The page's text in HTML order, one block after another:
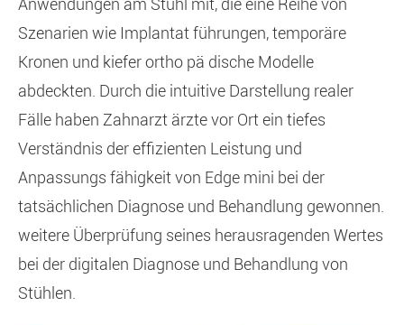
Anwendungen am Stuhl mit, die eine Reihe von
Szenarien wie Implantat führungen, temporäre
Kronen und kiefer ortho pä dische Modelle
abdeckten. Durch die intuitive Darstellung realer
Fälle haben Zahnarzt ärzte vor Ort ein tiefes
Verständnis der effizienten Leistung und
Anpassungs fähigkeit von Edge mini bei der
tatsächlichen Diagnose und Behandlung gewonnen.
weitere Überprüfung seines herausragenden Wertes
bei der digitalen Diagnose und Behandlung von
Stühlen.